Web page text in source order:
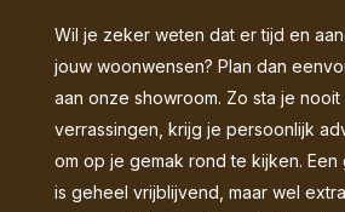
Wil je zeker weten dat er tijd en
jouw woonwensen? Plan dan
aan onze showroom. Zo sta je
verrassingen, krijg je persoonlijk
om op je gemak rond te kijken.
is geheel vrijblijvend, maar wel